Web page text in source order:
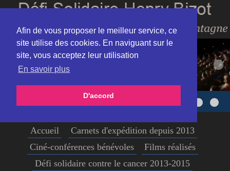
Afin de vous proposer le meilleur service, ce
site utilise des cookies. En naviguant sur le
site, vous acceptez leur utilisation
En savoir plus
D'accord
Accueil
Carnets d'expédition depuis 2013
Ciné-conférences bénévoles
Films réalisés
Défi solidaire contre le cancer 2013-2015